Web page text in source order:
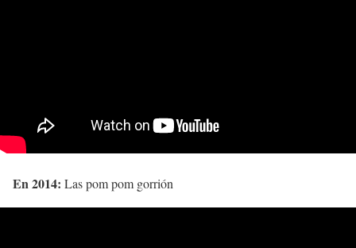
En 2014: Las pom pom gorrión